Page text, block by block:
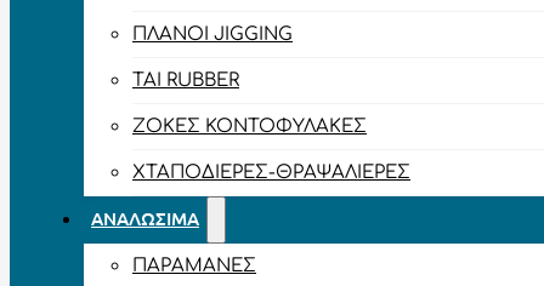
ΠΛΆΝΟΙ JIGGING
TAI RUBBER
ΖΌΚΕΣ ΚΟΝΤΟΦΎΛΑΚΕΣ
ΧΤΑΠΟΔΙΈΡΕΣ-ΘΡΑΨΑΛΙΈΡΕΣ
ΑΝΑΛΏΣΙΜΑ
ΠΑΡΑΜΆΝΕΣ